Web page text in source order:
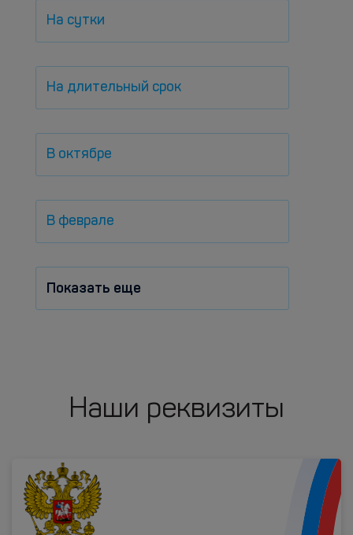
На сутки
На длительный срок
В октябре
В феврале
Показать еще
Наши реквизиты